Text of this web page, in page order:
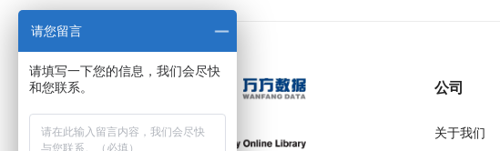
公司
关于我们
请您留言
请填写一下您的信息，我们会尽快
和您联系。